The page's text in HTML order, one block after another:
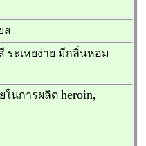
ส
ระเหยง่าย มีกลิ่นหอม
ในการผลิตheroin,